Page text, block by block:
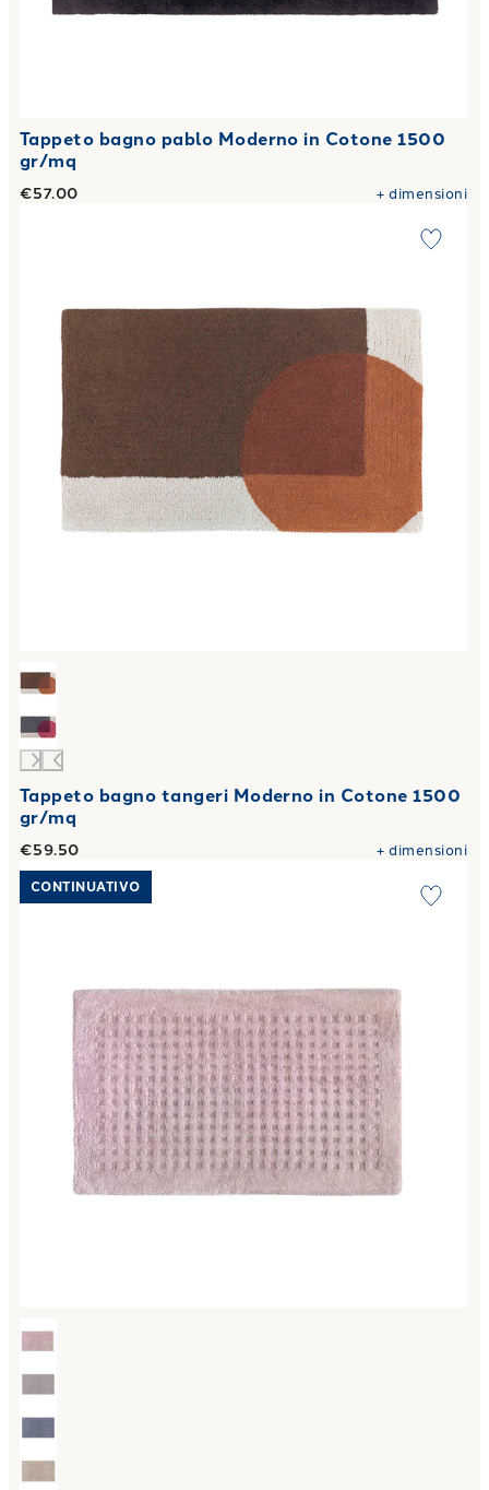
Tappeto bagno pablo Moderno in Cotone 1500
gr/mq
€57.00 +dimensioni
Tappeto bagno tangeri Moderno in Cotone 1500
gr/mq
€59.50 +dimensioni
Link to "Tappeto bagno fiocco Moderno in Cotone 1900 gr/
CONTINUATIVO